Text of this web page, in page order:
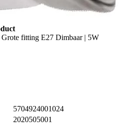
fitting E27 Dimbaar | 5W
5704924001024
2020505001